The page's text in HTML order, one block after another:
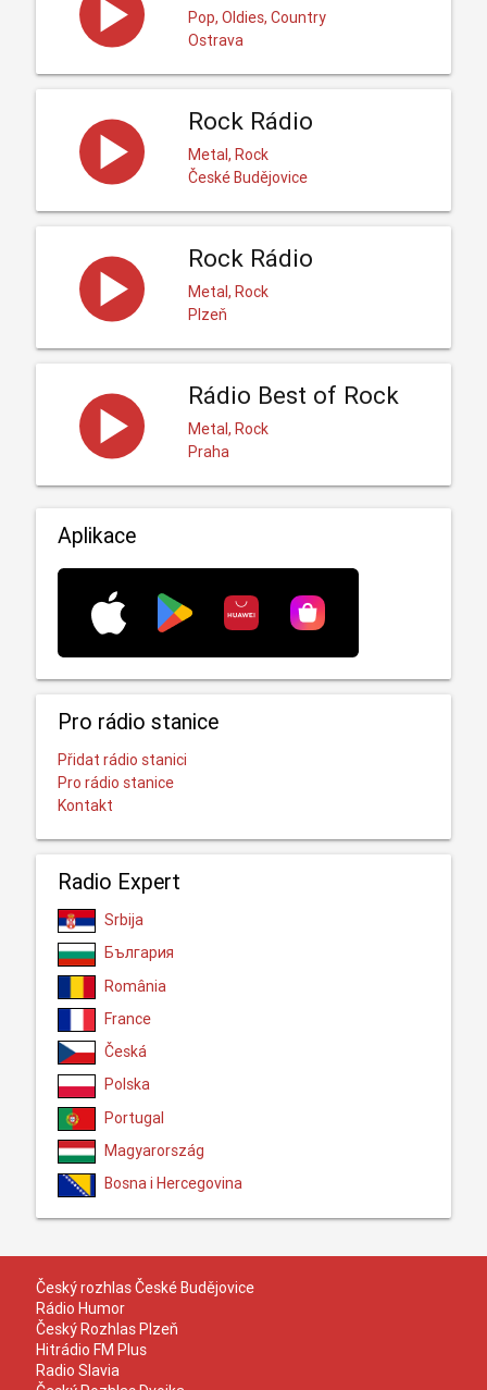
Pop, Oldies, Country
Ostrava
Rock Rádio
Metal, Rock
České Budějovice
Rock Rádio
Metal, Rock
Plzeň
Rádio Best of Rock
Metal, Rock
Praha
Aplikace
Pro rádio stanice
Přidat rádio stanici
Pro rádio stanice
Kontakt
Radio Expert
Srbija
България
România
France
Česká
Polska
Portugal
Magyarország
Bosna i Hercegovina
Český rozhlas České Budějovice
Rádio Humor
Český Rozhlas Plzeň
Hitrádio FM Plus
Radio Slavia